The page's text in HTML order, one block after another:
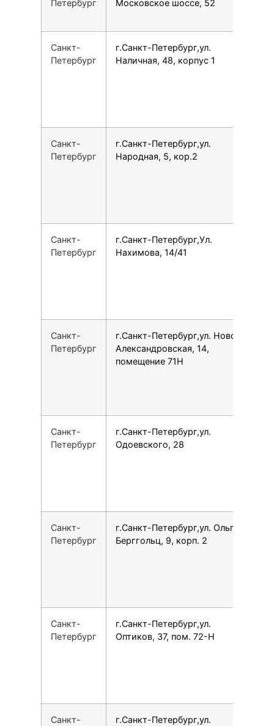
Петербург
Московское шоссе, 52
Санкт-
Петербург
г.Санкт-Петербург,ул.
Наличная, 48, корпус 1
Санкт-
Петербург
г.Санкт-Петербург,ул.
Народная, 5, кор.2
Санкт-
Петербург
г.Санкт-Петербург,Ул.
Нахимова, 14/41
Санкт-
Петербург
г.Санкт-Петербург,ул. Ново-
Александровская, 14,
помещение 71Н
Санкт-
Петербург
г.Санкт-Петербург,ул.
Одоевского, 28
Санкт-
Петербург
г.Санкт-Петербург,ул. Ольги
Берггольц, 9, корп. 2
Санкт-
Петербург
г.Санкт-Петербург,ул.
Оптиков, 37, пом. 72-Н
Санкт- г.Санкт-Петербург,ул.